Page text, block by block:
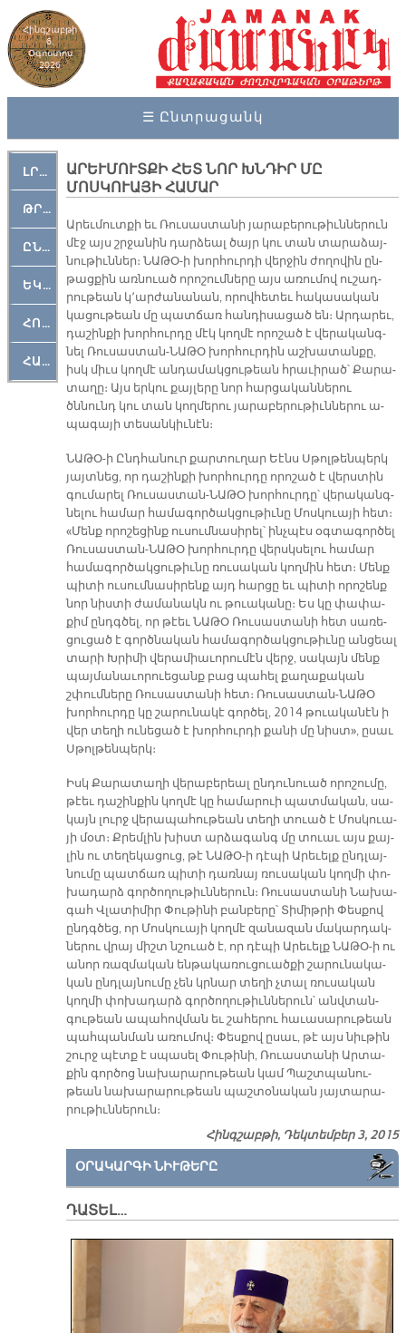
Հինգշաբթի
6,
Օգոստոս
2026
☰ Ընտրացանկ
ԼՐԱՀՈՍ
ԹՐՔԱՀԱՅ ԿԵԱՆՔ
ԸՆԿԵՐԱՄՇԱԿՈՒԹԱՅԻՆ
ԵԿԵՂԵՑԱԿԱՆ
ՀՈԳԵՄՏԱՒՈՐ
ՀԱՐԹԱԿ
ԱՐԵՒՄՈՒՏՔԻ ՀԵՏ ՆՈՐ ԽՆԴԻՐ ՄԸ
ՄՈՍԿՈՒԱՅԻ ՀԱՄԱՐ
Ա­րեւ­մուտ­քի եւ Ռու­սաս­տա­նի յա­րա­բե­րու­թիւն­նե­րուն
մէջ այս շրջա­նին դար­ձեալ ծայր կու տան տա­րա­ձայ­
նու­թիւն­ներ։ ՆԱ­ԹՕ-ի խոր­հուր­դի վեր­ջին ժո­ղո­վին ըն­
թաց­քին առ­նուած ո­րո­շում­նե­րը այս ա­ռու­մով ու­շադ­
րու­թեան կ՚ար­ժա­նա­նան, ո­րով­հե­տեւ հա­կա­սա­կան
կա­ցու­թեան մը պատ­ճառ հան­դի­սա­ցած են։ Ար­դա­րեւ,
դա­շին­քի խոր­հուր­դը մէկ կող­մէ ո­րո­շած է վե­րա­կանգ­
նել Ռու­սաս­տան-ՆԱ­ԹՕ խոր­հուր­դին աշ­խա­տան­քը,
իսկ միւս կող­մէ ան­դա­մակ­ցու­թեան հրա­ւի­րած՝ Քա­րա­
տա­ղը։ Այս եր­կու քայ­լե­րը նոր հար­ցա­կան­նե­րու
ծննունդ կու տան կող­մե­րու յա­րա­բե­րու­թիւն­նե­րու ա­
պա­գա­յի տե­սան­կիւ­նէն։
ՆԱ­ԹՕ-ի Ընդ­հա­նուր քար­տու­ղար Եէնս Սթոլ­թեն­պերկ
յայտ­նեց, որ դա­շին­քի խոր­հուր­դը ո­րո­շած է վերս­տին
գու­մա­րել Ռու­սաս­տան-ՆԱ­ԹՕ խոր­հուր­դը՝ վե­րա­կանգ­
նե­լու հա­մար հա­մա­գոր­ծակ­ցու­թիւ­նը Մոս­կուա­յի հետ։
«Մենք ո­րո­շե­ցինք ու­սում­նա­սի­րել՝ ինչ­պէս օ­գտա­գոր­ծել
Ռու­սաս­տան-ՆԱ­ԹՕ խոր­հուր­դը վերսկ­սե­լու հա­մար
հա­մա­գոր­ծակ­ցու­թիւ­նը ռու­սա­կան կող­մին հետ։ Մենք
պի­տի ու­սում­նա­սի­րենք այդ հար­ցը եւ պի­տի ո­րո­շենք
նոր նիս­տի ժա­մա­նակն ու թուա­կա­նը։ Ես կը փա­փա­
քիմ ընդգ­ծել, որ թէեւ ՆԱ­ԹՕ Ռու­սաս­տա­նի հետ սա­ռե­
ցու­ցած է գործ­նա­կան հա­մա­գոր­ծակ­ցու­թիւ­նը ան­ցեալ
տա­րի Խրի­մի վե­րա­միա­ւո­րու­մէն վերջ, սա­կայն մենք
պայ­մա­նա­ւո­րուե­ցանք բաց պա­հել քա­ղա­քա­կան
շփում­նե­րը Ռու­սաս­տա­նի հետ։ Ռու­սաս­տան-ՆԱ­ԹՕ
խոր­հուր­դը կը շա­րու­նա­կէ գոր­ծել, 2014 թուա­կա­նէն ի
վեր տե­ղի ու­նե­ցած է խոր­հուր­դի քա­նի մը նիստ», ը­սաւ
Սթոլ­թեն­պերկ։
Իսկ Քա­րա­տա­ղի վե­րա­բե­րեալ ըն­դու­նուած ո­րո­շու­մը,
թէեւ դա­շին­քին կող­մէ կը հա­մա­րուի պատ­մա­կան, սա­
կայն լուրջ վե­րա­պա­հու­թեան տե­ղի տուած է Մոս­կուա­
յի մօտ։ Քրեմ­լին խիստ ար­ձա­գանգ մը տուաւ այս քայ­
լին ու տե­ղե­կա­ցուց, թէ ՆԱ­ԹՕ-ի դէ­պի Ա­րե­ւելք ընդ­լայ­
նու­մը պատ­ճառ պի­տի դառ­նայ ռու­սա­կան կող­մի փո­
խա­դարձ գոր­ծո­ղու­թիւն­նե­րուն։ Ռու­սաս­տա­նի Նա­խա­
գահ Վլա­տի­միր Փու­թի­նի բան­բե­րը՝ Տի­միթ­րի Փես­քով
ընդգ­ծեց, որ Մոս­կուա­յի կող­մէ զա­նա­զան մա­կար­դակ­
նե­րու վրայ միշտ նշուած է, որ դէ­պի Ա­րե­ւելք ՆԱ­ԹՕ-ի ու
ա­նոր ռազ­մա­կան են­թա­կա­ռու­ցուած­քի շա­րու­նա­կա­
կան ընդ­լայ­նու­մը չեն կրնար տե­ղի չտալ ռու­սա­կան
կող­մի փո­խա­դարձ գոր­ծո­ղու­թիւն­նե­րուն՝ անվ­տան­
գու­թեան ա­պա­հով­ման եւ շա­հե­րու հա­ւա­սա­րու­թեան
պահ­պան­ման ա­ռու­մով։ Փես­քով ը­սաւ, թէ այս նիւ­թին
շուրջ պէտք է սպա­սել Փու­թի­նի, Ռուաս­տա­նի Ար­տա­
քին գոր­ծոց նա­խա­րա­րու­թեան կամ Պաշտ­պա­նու­
թեան նա­խա­րա­րու­թեան պաշ­տօ­նա­կան յայ­տա­րա­
րու­թիւն­նե­րուն։
Հինգշաբթի, Դեկտեմբեր 3, 2015
ՕՐԱԿԱՐԳԻ ՆԻՒԹԵՐԸ
ԴԱՏԵԼ…